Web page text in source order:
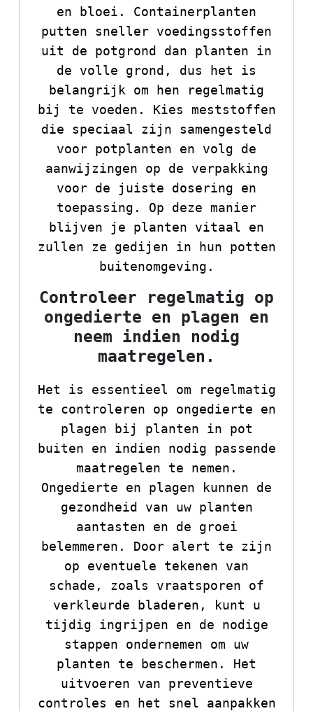
en bloei. Containerplanten
putten sneller voedingsstoffen
uit de potgrond dan planten in
de volle grond, dus het is
belangrijk om hen regelmatig
bij te voeden. Kies meststoffen
die speciaal zijn samengesteld
voor potplanten en volg de
aanwijzingen op de verpakking
voor de juiste dosering en
toepassing. Op deze manier
blijven je planten vitaal en
zullen ze gedijen in hun potten
buitenomgeving.
Controleer regelmatig op
ongedierte en plagen en
neem indien nodig
maatregelen.
Het is essentieel om regelmatig
te controleren op ongedierte en
plagen bij planten in pot
buiten en indien nodig passende
maatregelen te nemen.
Ongedierte en plagen kunnen de
gezondheid van uw planten
aantasten en de groei
belemmeren. Door alert te zijn
op eventuele tekenen van
schade, zoals vraatsporen of
verkleurde bladeren, kunt u
tijdig ingrijpen en de nodige
stappen ondernemen om uw
planten te beschermen. Het
uitvoeren van preventieve
controles en het snel aanpakken